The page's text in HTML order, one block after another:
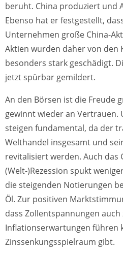
beruht. China produziert und
Ebenso hat er festgestellt,
Unternehmen große China-
Aktien wurden daher von den
besonders stark geschädigt.
jetzt spürbar gemildert.
An den Börsen ist die Freude
gewinnt wieder an Vertrauen.
steigen fundamental, da der
Welthandel insgesamt und
revitalisiert werden. Auch das
(Welt-)Rezession spukt
die steigenden Notierungen
Öl. Zur positiven
dass Zollentspannungen
Inflationserwartungen führen
Zinssenkungsspielraum gibt.